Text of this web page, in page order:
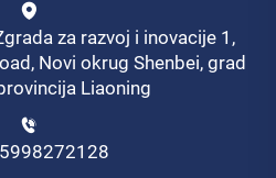
za razvoj i inovacije 1,
Novi okrug Shenbei, grad
Liaoning